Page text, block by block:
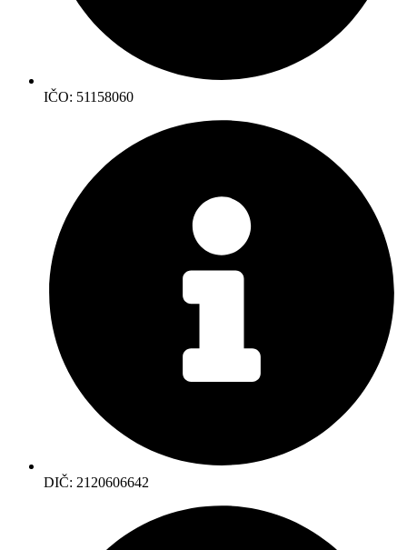
IČO: 51158060
DIČ: 2120606642